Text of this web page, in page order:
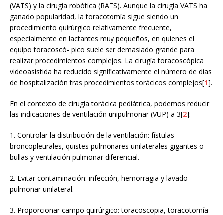
(VATS) y la cirugía robótica (RATS). Aunque la cirugía VATS ha
ganado popularidad, la toracotomía sigue siendo un
procedimiento quirúrgico relativamente frecuente,
especialmente en lactantes muy pequeños, en quienes el
equipo toracoscó- pico suele ser demasiado grande para
realizar procedimientos complejos. La cirugía toracoscópica
videoasistida ha reducido significativamente el número de días
de hospitalización tras procedimientos torácicos complejos[1].
En el contexto de cirugía torácica pediátrica, podemos reducir
las indicaciones de ventilación unipulmonar (VUP) a 3[2]:
1. Controlar la distribución de la ventilación: fístulas
broncopleurales, quistes pulmonares unilaterales gigantes o
bullas y ventilación pulmonar diferencial.
2. Evitar contaminación: infección, hemorragia y lavado
pulmonar unilateral.
3. Proporcionar campo quirúrgico: toracoscopia, toracotomía